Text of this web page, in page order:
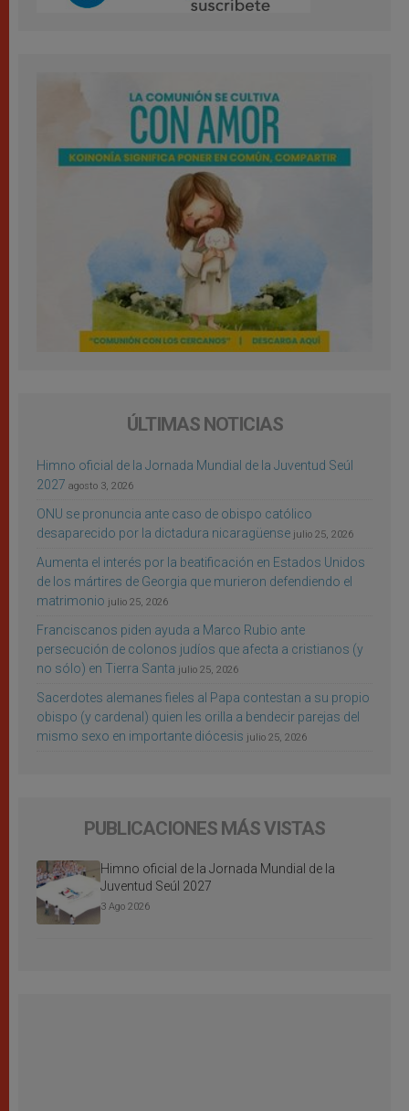
ÚLTIMAS NOTICIAS
Himno oficial de la Jornada Mundial de la Juventud Seúl
2027 agosto 3, 2026
ONU se pronuncia ante caso de obispo católico
desaparecido por la dictadura nicaragüense julio 25, 2026
Aumenta el interés por la beatificación en Estados Unidos
de los mártires de Georgia que murieron defendiendo el
matrimonio julio 25, 2026
Franciscanos piden ayuda a Marco Rubio ante
persecución de colonos judíos que afecta a cristianos (y
no sólo) en Tierra Santa julio 25, 2026
Sacerdotes alemanes fieles al Papa contestan a su propio
obispo (y cardenal) quien les orilla a bendecir parejas del
mismo sexo en importante diócesis julio 25, 2026
PUBLICACIONES MÁS VISTAS
Himno oficial de la Jornada Mundial de la
Juventud Seúl 2027
3 Ago 2026